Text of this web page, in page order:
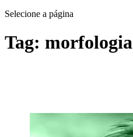
Selecione a página
Tag: morfologia